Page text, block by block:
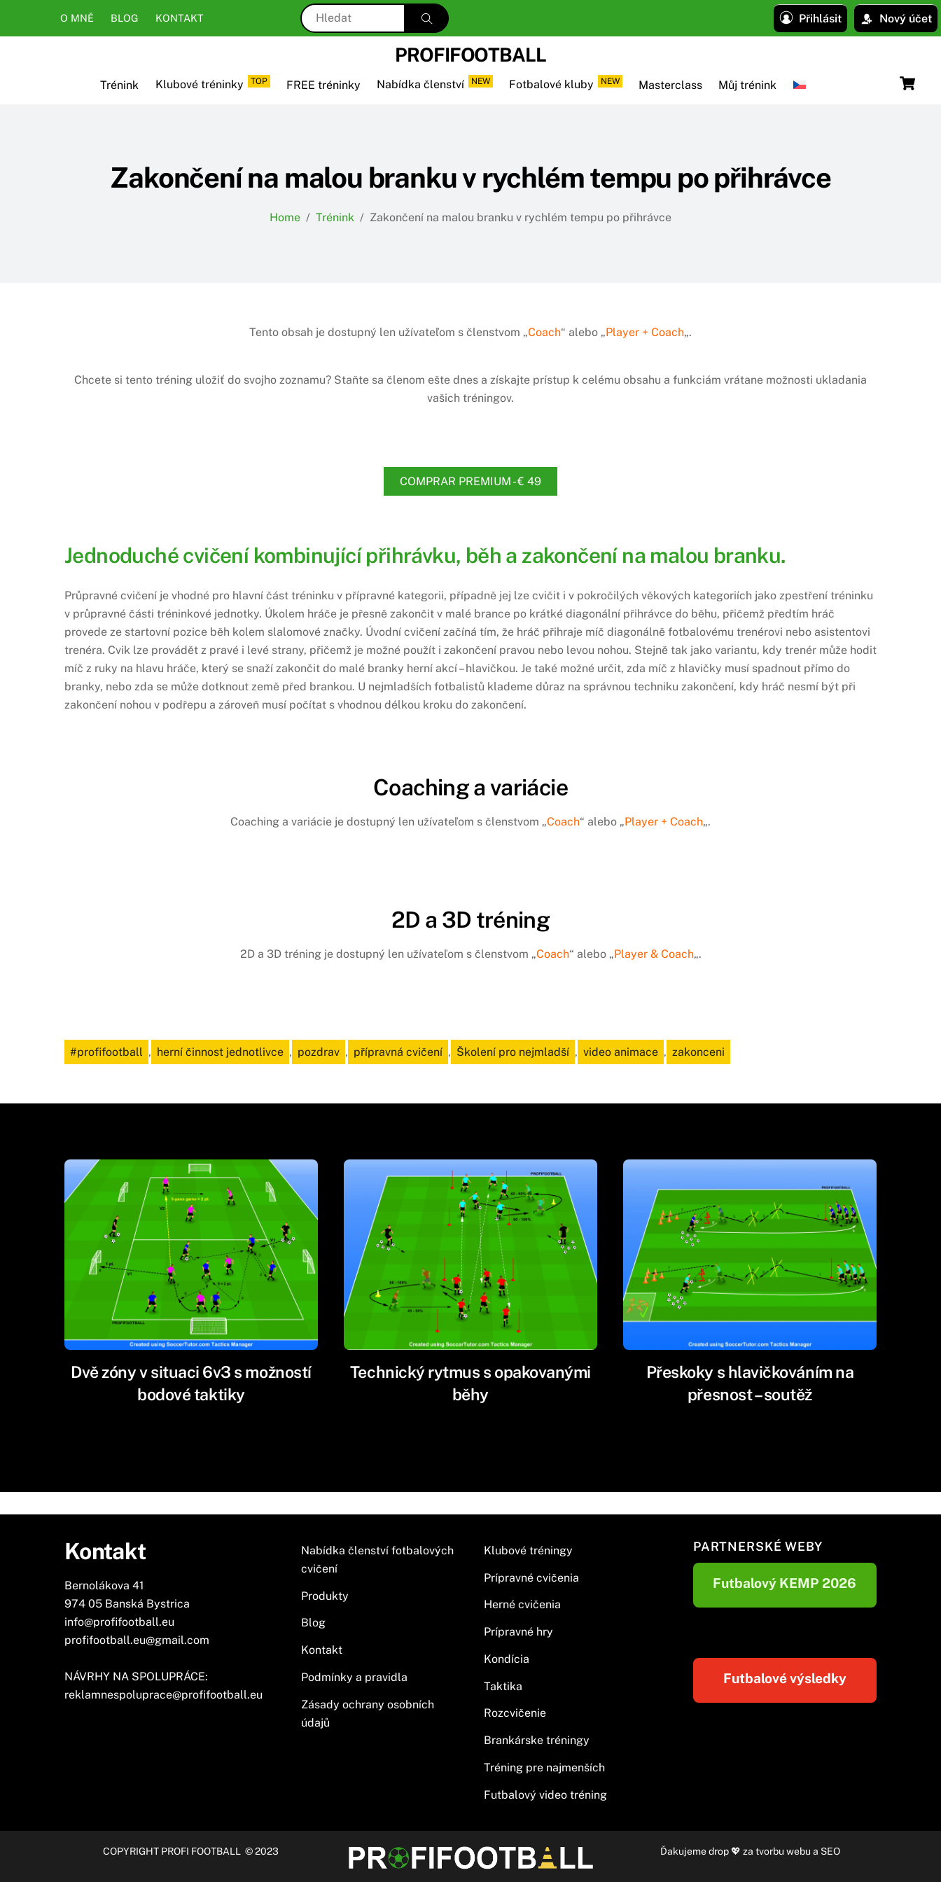
O MNĚ BLOG KONTAKT Přihlásit Nový účet
PROFIFOOTBALL
Trénink Klubové tréninky TOP FREE tréninky Nabídka členství NEW Fotbalové kluby NEW Masterclass Můj trénink
Zakončení na malou branku v rychlém tempu po přihrávce
Home / Trénink / Zakončení na malou branku v rychlém tempu po přihrávce
Tento obsah je dostupný len užívateľom s členstvom „Coach“ alebo „Player + Coach„.
Chcete si tento tréning uložiť do svojho zoznamu? Staňte sa členom ešte dnes a získajte prístup k celému obsahu a funkciám vrátane možnosti ukladania
vašich tréningov.
COMPRAR PREMIUM - € 49
Jednoduché cvičení kombinující přihrávku, běh a zakončení na malou branku.
Průpravné cvičení je vhodné pro hlavní část tréninku v přípravné kategorii, případně jej lze cvičit i v pokročilých věkových kategoriích jako zpestření tréninku
v průpravné části tréninkové jednotky. Úkolem hráče je přesně zakončit v malé brance po krátké diagonální přihrávce do běhu, přičemž předtím hráč
provede ze startovní pozice běh kolem slalomové značky. Úvodní cvičení začíná tím, že hráč přihraje míč diagonálně fotbalovému trenérovi nebo asistentovi
trenéra. Cvik lze provádět z pravé i levé strany, přičemž je možné použít i zakončení pravou nebo levou nohou. Stejně tak jako variantu, kdy trenér může hodit
míč z ruky na hlavu hráče, který se snaží zakončit do malé branky herní akcí – hlavičkou. Je také možné určit, zda míč z hlavičky musí spadnout přímo do
branky, nebo zda se může dotknout země před brankou. U nejmladších fotbalistů klademe důraz na správnou techniku zakončení, kdy hráč nesmí být při
zakončení nohou v podřepu a zároveň musí počítat s vhodnou délkou kroku do zakončení.
Coaching a variácie
Coaching a variácie je dostupný len užívateľom s členstvom „Coach“ alebo „Player + Coach„.
2D a 3D tréning
2D a 3D tréning je dostupný len užívateľom s členstvom „Coach“ alebo „Player & Coach„.
#profifootball , herní činnost jednotlivce , pozdrav , přípravná cvičení , Školení pro nejmladší , video animace , zakonceni
Dvě zóny v situaci 6v3 s možností
bodové taktiky
Technický rytmus s opakovanými
běhy
Přeskoky s hlavičkováním na
přesnost – soutěž
Kontakt
Bernolákova 41
974 05 Banská Bystrica
info@profifootball.eu
profifootball.eu@gmail.com
NÁVRHY NA SPOLUPRÁCE:
reklamnespoluprace@profifootball.eu
Nabídka členství fotbalových
cvičení
Produkty
Blog
Kontakt
Podmínky a pravidla
Zásady ochrany osobních
údajů
Klubové tréningy
Prípravné cvičenia
Herné cvičenia
Prípravné hry
Kondícia
Taktika
Rozcvičenie
Brankárske tréningy
Tréning pre najmenších
Futbalový video tréning
PARTNERSKÉ WEBY
Futbalový KEMP 2026
Futbalové výsledky
COPYRIGHT PROFI FOOTBALL © 2023 Ďakujemedrop💖 za tvorbu webu a SEO